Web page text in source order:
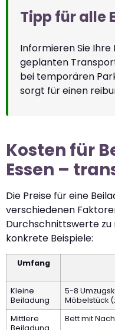
Tipp für alle
Informieren Sie
geplanten
bei temporären
sorgt für einen
Kosten für
Essen –
Die Preise für eine
verschiedenen
Durchschnittswerte zu
konkrete Beispiele:
Umfang
Kleine
Beiladung
5-8
Möbelstück
Mittlere
Beiladung
Bett mit